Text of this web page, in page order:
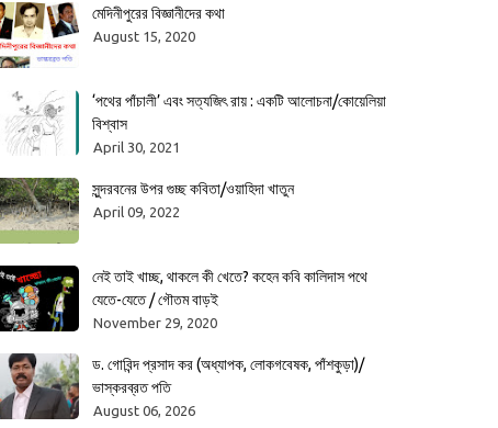
মেদিনীপুরের বিজ্ঞানীদের কথা
August 15, 2020
‘পথের পাঁচালী’ এবং সত্যজিৎ রায় : একটি আলোচনা/কোয়েলিয়া
বিশ্বাস
April 30, 2021
সুন্দরবনের উপর গুচ্ছ কবিতা/ওয়াহিদা খাতুন
April 09, 2022
নেই তাই খাচ্ছ, থাকলে কী খেতে? কহেন কবি কালিদাস পথে
যেতে-যেতে / গৌতম বাড়ই
November 29, 2020
ড. গোবিন্দ প্রসাদ কর (অধ্যাপক, লোকগবেষক, পাঁশকুড়া)/
ভাস্করব্রত পতি
August 06, 2026